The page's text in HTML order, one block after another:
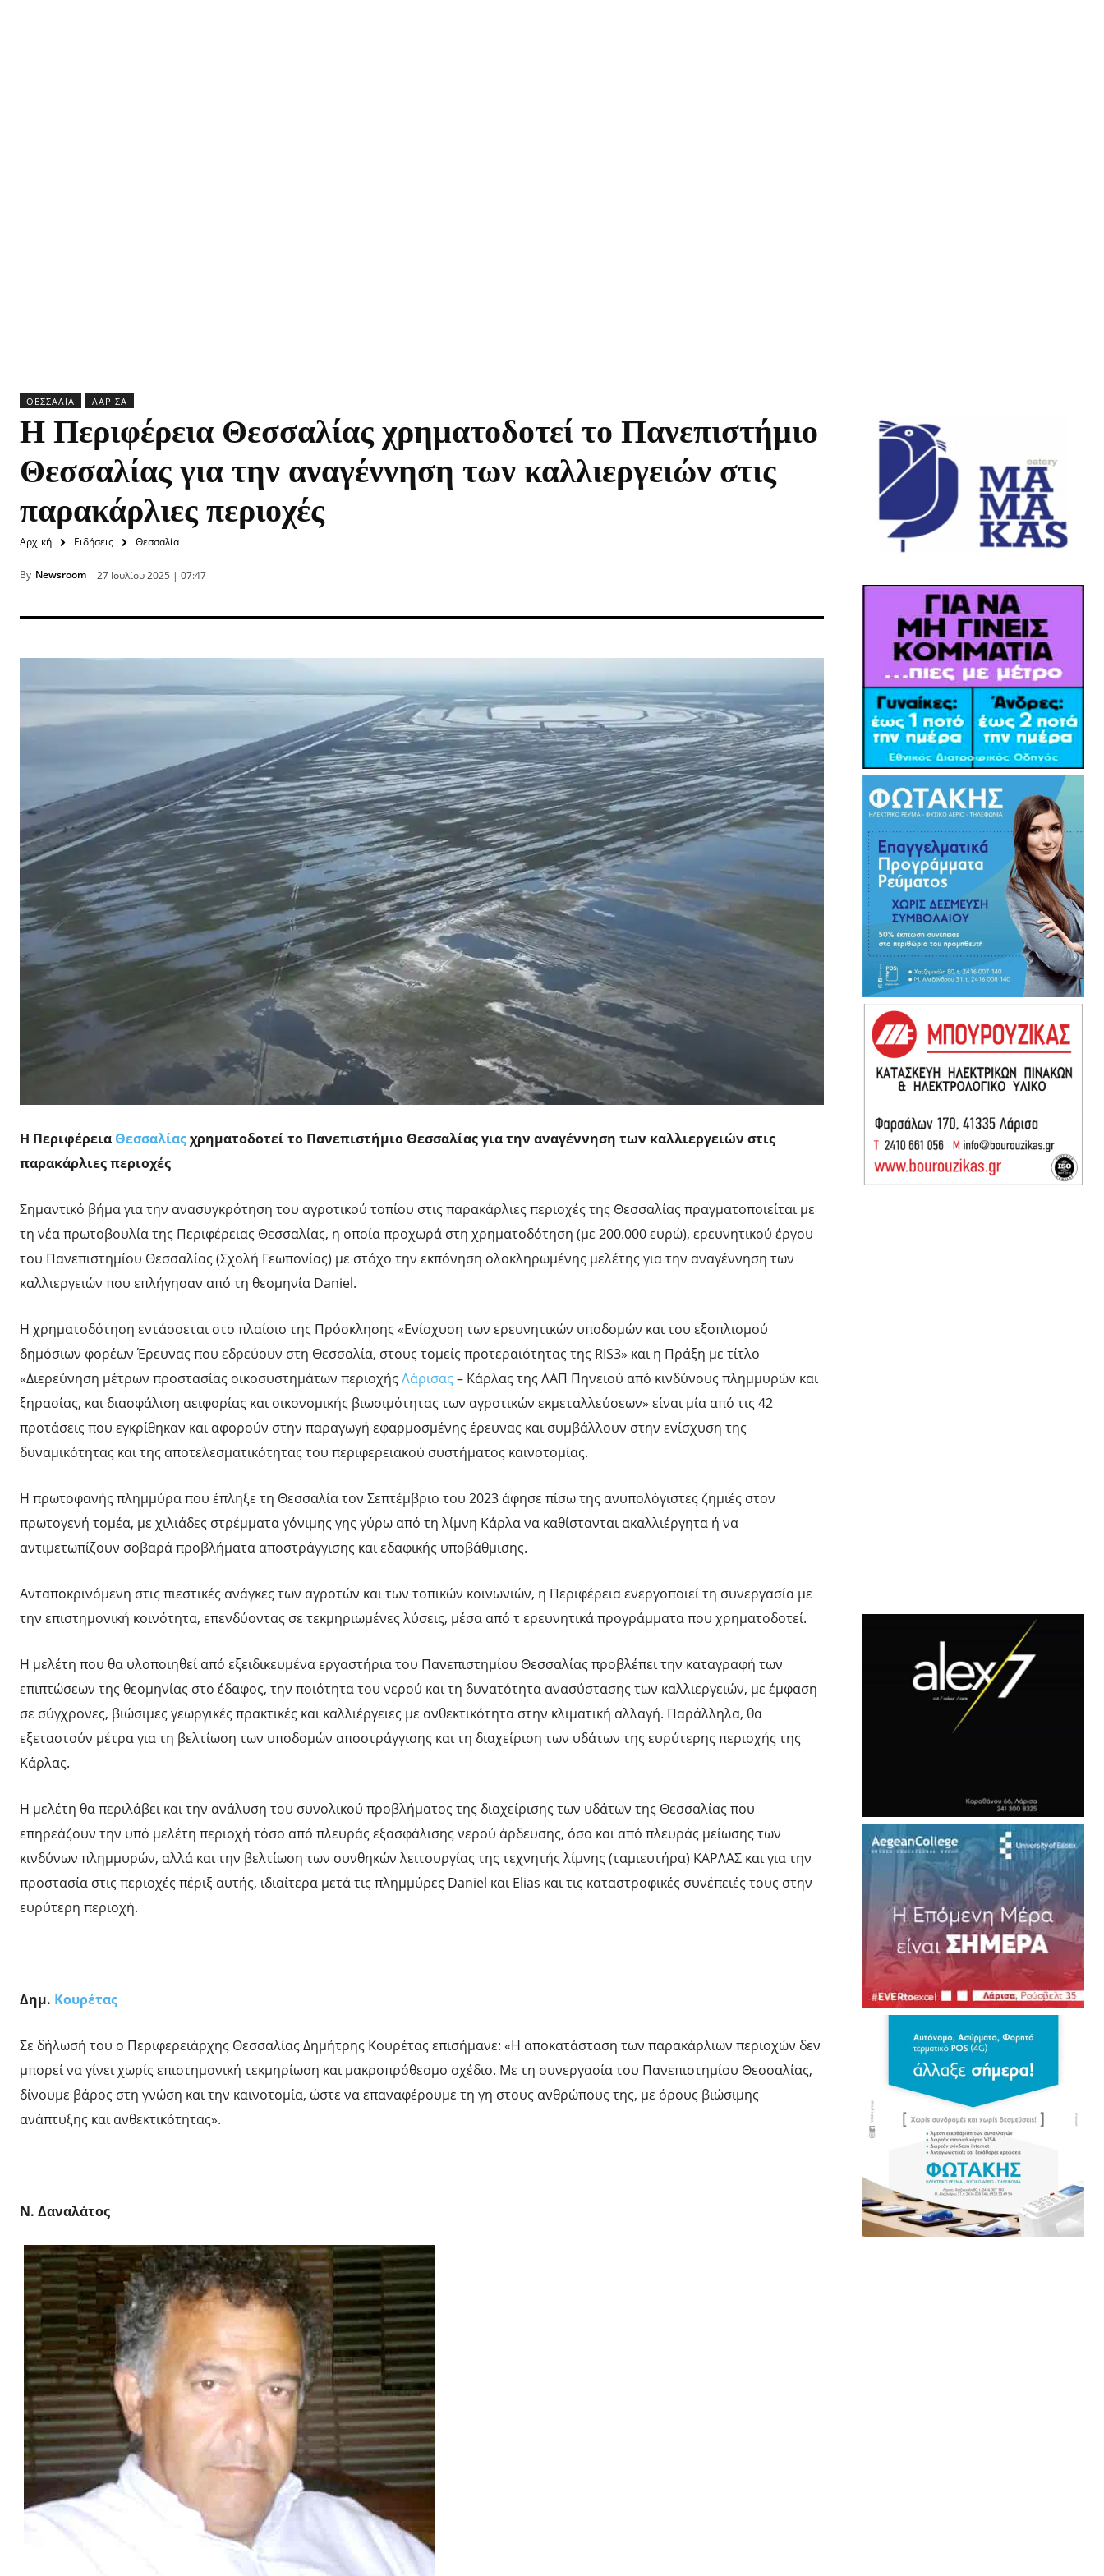
ΘΕΣΣΑΛΊΑ ΛΆΡΙΣΑ
Η Περιφέρεια Θεσσαλίας χρηματοδοτεί το Πανεπιστήμιο
Θεσσαλίας για την αναγέννηση των καλλιεργειών στις
παρακάρλιες περιοχές
Αρχική Ειδήσεις Θεσσαλία
By Newsroom 27 Ιουλίου 2025 | 07:47
Η Περιφέρεια Θεσσαλίαςχρηματοδοτεί το Πανεπιστήμιο Θεσσαλίαςγια την αναγέννηση των καλλιεργειών στις
παρακάρλιες περιοχές
Σημαντικό βήμα για την ανασυγκρότηση του αγροτικού τοπίου στις παρακάρλιες περιοχές της Θεσσαλίας πραγματοποιείται με
τη νέα πρωτοβουλία της Περιφέρειας Θεσσαλίας, η οποία προχωρά στη χρηματοδότηση (με 200.000 ευρώ), ερευνητικού έργου
του Πανεπιστημίου Θεσσαλίας (Σχολή Γεωπονίας) με στόχο την εκπόνηση ολοκληρωμένης μελέτης για την αναγέννηση των
καλλιεργειών που επλήγησαν από τη θεομηνία Daniel.
Η χρηματοδότηση εντάσσεται στο πλαίσιο της Πρόσκλησης «Ενίσχυση των ερευνητικών υποδομών και του εξοπλισμού
δημόσιων φορέων Έρευνας που εδρεύουν στη Θεσσαλία, στους τομείς προτεραιότητας της RIS3» και η Πράξη με τίτλο
«Διερεύνηση μέτρων προστασίας οικοσυστημάτων περιοχής Λάρισας – Κάρλας της ΛΑΠ Πηνειού από κινδύνους πλημμυρών και
ξηρασίας, και διασφάλιση αειφορίας και οικονομικής βιωσιμότητας των αγροτικών εκμεταλλεύσεων» είναι μία από τις 42
προτάσεις που εγκρίθηκαν και αφορούν στην παραγωγή εφαρμοσμένης έρευνας και συμβάλλουν στην ενίσχυση της
δυναμικότητας και της αποτελεσματικότητας του περιφερειακού συστήματος καινοτομίας.
Η πρωτοφανής πλημμύρα που έπληξε τη Θεσσαλία τον Σεπτέμβριο του 2023 άφησε πίσω της ανυπολόγιστες ζημιές στον
πρωτογενή τομέα, με χιλιάδες στρέμματα γόνιμης γης γύρω από τη λίμνη Κάρλα να καθίστανται ακαλλιέργητα ή να
αντιμετωπίζουν σοβαρά προβλήματα αποστράγγισης και εδαφικής υποβάθμισης.
Ανταποκρινόμενη στις πιεστικές ανάγκες των αγροτών και των τοπικών κοινωνιών, η Περιφέρεια ενεργοποιεί τη συνεργασία με
την επιστημονική κοινότητα, επενδύοντας σε τεκμηριωμένες λύσεις, μέσα από τ ερευνητικά προγράμματα που χρηματοδοτεί.
Η μελέτη που θα υλοποιηθεί από εξειδικευμένα εργαστήρια του Πανεπιστημίου Θεσσαλίας προβλέπει την καταγραφή των
επιπτώσεων της θεομηνίας στο έδαφος, την ποιότητα του νερού και τη δυνατότητα ανασύστασης των καλλιεργειών, με έμφαση
σε σύγχρονες, βιώσιμες γεωργικές πρακτικές και καλλιέργειες με ανθεκτικότητα στην κλιματική αλλαγή. Παράλληλα, θα
εξεταστούν μέτρα για τη βελτίωση των υποδομών αποστράγγισης και τη διαχείριση των υδάτων της ευρύτερης περιοχής της
Κάρλας.
Η μελέτη θα περιλάβει και την ανάλυση του συνολικού προβλήματος της διαχείρισης των υδάτων της Θεσσαλίας που
επηρεάζουν την υπό μελέτη περιοχή τόσο από πλευράς εξασφάλισης νερού άρδευσης, όσο και από πλευράς μείωσης των
κινδύνων πλημμυρών, αλλά και την βελτίωση των συνθηκών λειτουργίας της τεχνητής λίμνης (ταμιευτήρα) ΚΑΡΛΑΣ και για την
προστασία στις περιοχές πέριξ αυτής, ιδιαίτερα μετά τις πλημμύρες Daniel και Elias και τις καταστροφικές συνέπειές τους στην
ευρύτερη περιοχή.
Δημ. Κουρέτας
Σε δήλωσή του ο Περιφερειάρχης Θεσσαλίας Δημήτρης Κουρέτας επισήμανε: «Η αποκατάσταση των παρακάρλιων περιοχών δεν
μπορεί να γίνει χωρίς επιστημονική τεκμηρίωση και μακροπρόθεσμο σχέδιο. Με τη συνεργασία του Πανεπιστημίου Θεσσαλίας,
δίνουμε βάρος στη γνώση και την καινοτομία, ώστε να επαναφέρουμε τη γη στους ανθρώπους της, με όρους βιώσιμης
ανάπτυξης και ανθεκτικότητας».
Ν. Δαναλάτος